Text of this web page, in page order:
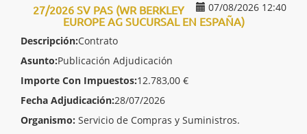
07/08/2026 12:40
27/2026 SV PAS (WR BERKLEY
EUROPE AG SUCURSAL EN ESPAÑA)
Descripción:Contrato
Asunto:Publicación Adjudicación
Importe Con Impuestos:12.783,00 €
Fecha Adjudicación:28/07/2026
Organismo: Servicio de Compras y Suministros.